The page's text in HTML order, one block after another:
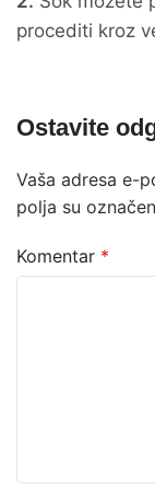
procediti kroz
Ostavite
Vaša adresa e-
polja su
Komentar *